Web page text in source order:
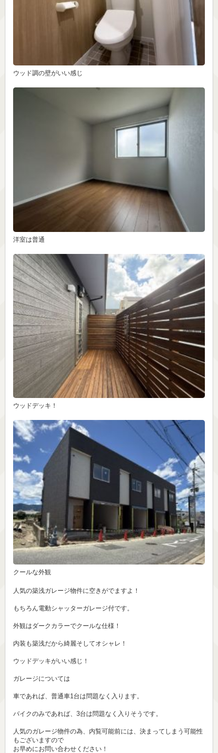
人気の築浅ガレージ物件に空きがでますよ！
もちろん電動シャッターガレージ付です。
外観はダークカラーでクールな仕様！
内装も築浅だから綺麗そしてオシャレ！
ウッドデッキがいい感じ！
ガレージについては
車であれば、普通車1台は問題なく入ります。
バイクのみであれば、3台は問題なく入りそうです。
人気のガレージ物件の為、内覧可能前には、決まってしまう可能性
もございますので
お早めにお問い合わせください！
ウッド調の壁がいい感じ
洋室は普通
ウッドデッキ！
クールな外観